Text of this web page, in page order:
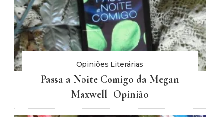
Opiniões Literárias
Passa a Noite Comigo da Megan
Maxwell | Opinião